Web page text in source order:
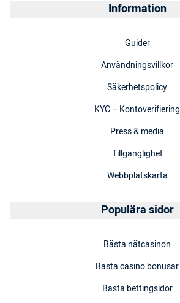
Information
Guider
Användningsvillkor
Säkerhetspolicy
KYC – Kontoverifiering
Press & media
Tillgänglighet
Webbplatskarta
Populära sidor
Bästa nätcasinon
Bästa casino bonusar
Bästa bettingsidor